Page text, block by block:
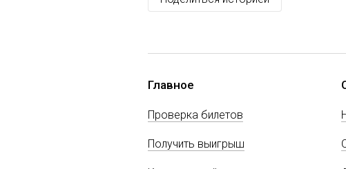
Главное
Проверка билетов
Получить выигрыш